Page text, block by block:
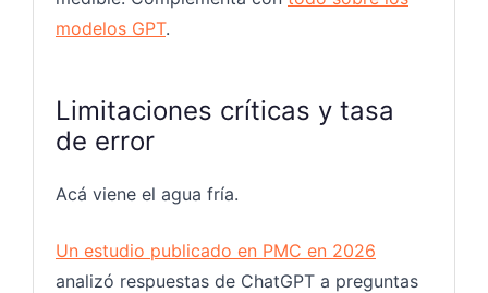
modelos GPT.
Limitaciones críticas y tasa
de error
Acá viene el agua fría.
Un estudio publicado en PMC en 2026
analizó respuestas de ChatGPT a preguntas